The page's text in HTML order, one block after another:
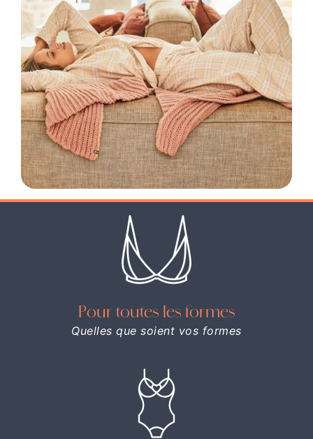
Pour toutes les formes
Quelles que soient vos formes